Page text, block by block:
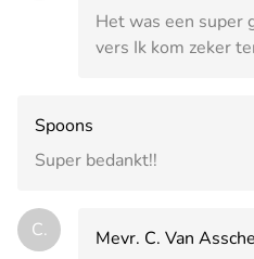
Het was een super
vers Ik kom zeker
Spoons
Super bedankt!!
C. Mevr. C. Van Assche